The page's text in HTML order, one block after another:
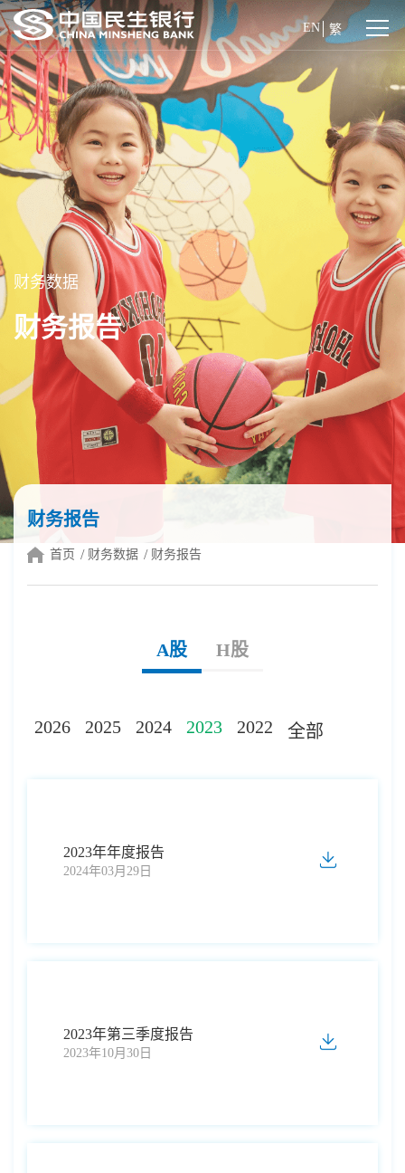
EN 繁
财务数据
财务报告
财务报告
首页 财务数据 财务报告
A股 H股
2026 2025 2024 2023 2022 全部
2023年年度报告
2024年03月29日
2023年第三季度报告
2023年10月30日